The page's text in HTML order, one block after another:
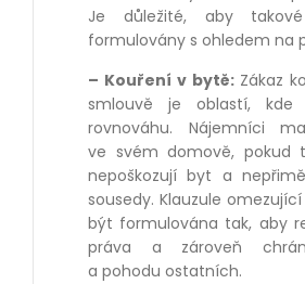
Je důležité, aby
formulovány s ohledem na
– Kouření v bytě:Zákaz
smlouvě je oblastí,
rovnováhu. Nájemníci
ve svém domově, pokud
nepoškozují byt a
sousedy. Klauzule
být formulována tak, aby
práva a zároveň
a pohodu ostatních.